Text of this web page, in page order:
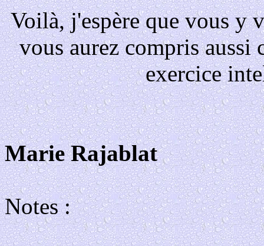
Voilà, j'espère que vous y
vous aurez compris aussi
exercice
Marie Rajablat
Notes :